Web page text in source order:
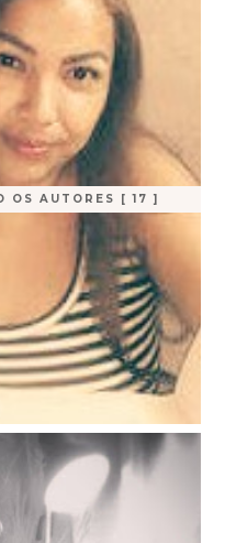
OS AUTORES [ 17 ]